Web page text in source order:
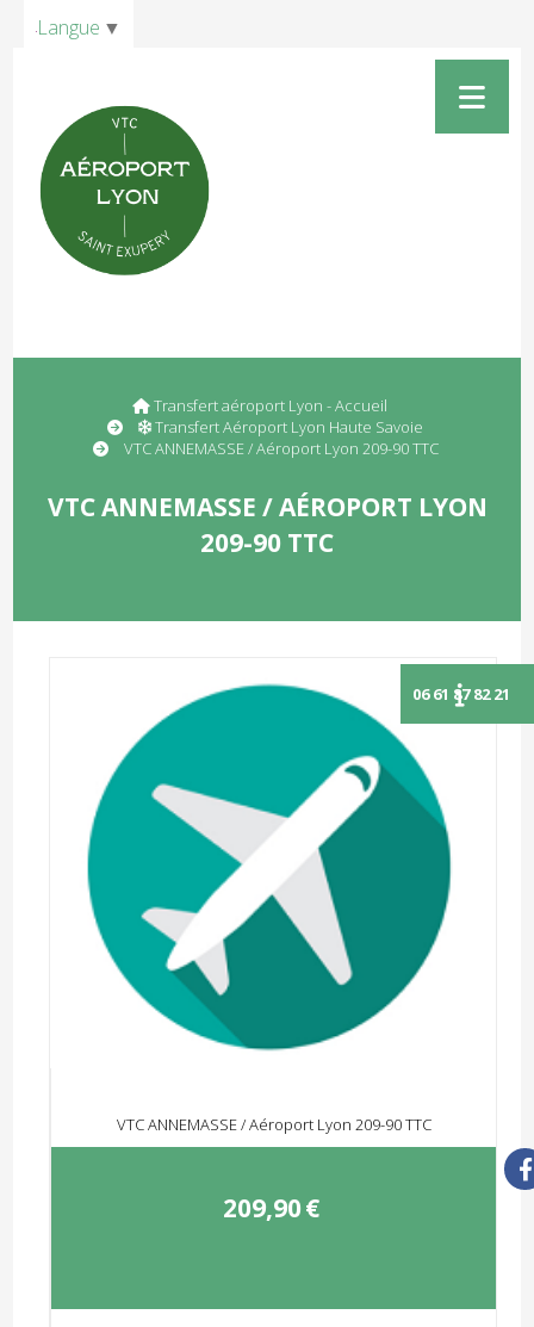
Transfert aéroport Lyon - Accueil
Transfert Aéroport Lyon Haute Savoie
VTC ANNEMASSE / Aéroport Lyon 209-90 TTC
VTC ANNEMASSE / AÉROPORT LYON
209-90 TTC
VTC ANNEMASSE / Aéroport Lyon 209-90 TTC
209,90€
Langue ▼